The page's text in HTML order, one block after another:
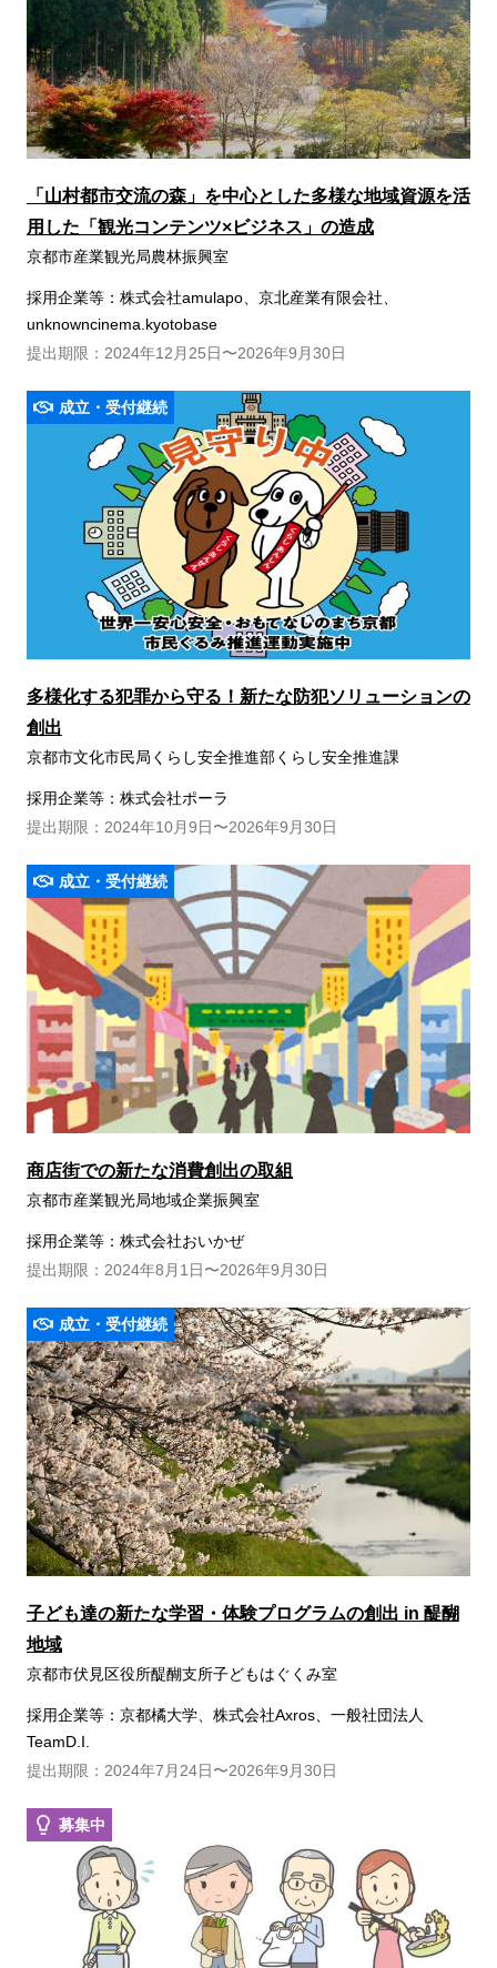
「山村都市交流の森」を中心とした多様な地域資源を活
用した「観光コンテンツ×ビジネス」の造成
京都市産業観光局農林振興室
採用企業等：株式会社amulapo、京北産業有限会社、
unknowncinema.kyotobase
提出期限：2024年12月25日〜2026年9月30日
成立・受付継続
多様化する犯罪から守る！新たな防犯ソリューションの
創出
京都市文化市民局くらし安全推進部くらし安全推進課
採用企業等：株式会社ポーラ
提出期限：2024年10月9日〜2026年9月30日
成立・受付継続
商店街での新たな消費創出の取組
京都市産業観光局地域企業振興室
採用企業等：株式会社おいかぜ
提出期限：2024年8月1日〜2026年9月30日
成立・受付継続
子ども達の新たな学習・体験プログラムの創出 in 醍醐
地域
京都市伏見区役所醍醐支所子どもはぐくみ室
採用企業等：京都橘大学、株式会社Axros、一般社団法人
TeamD.I.
提出期限：2024年7月24日〜2026年9月30日
募集中